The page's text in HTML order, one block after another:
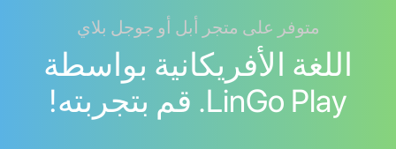
متوفر على متجر أبل أو جوجل بلاي
اللغة الأفريكانية بواسطة
LinGo Play. قم بتجربته!